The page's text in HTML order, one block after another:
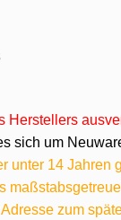
Herstellers
sich um
unter 14
zum